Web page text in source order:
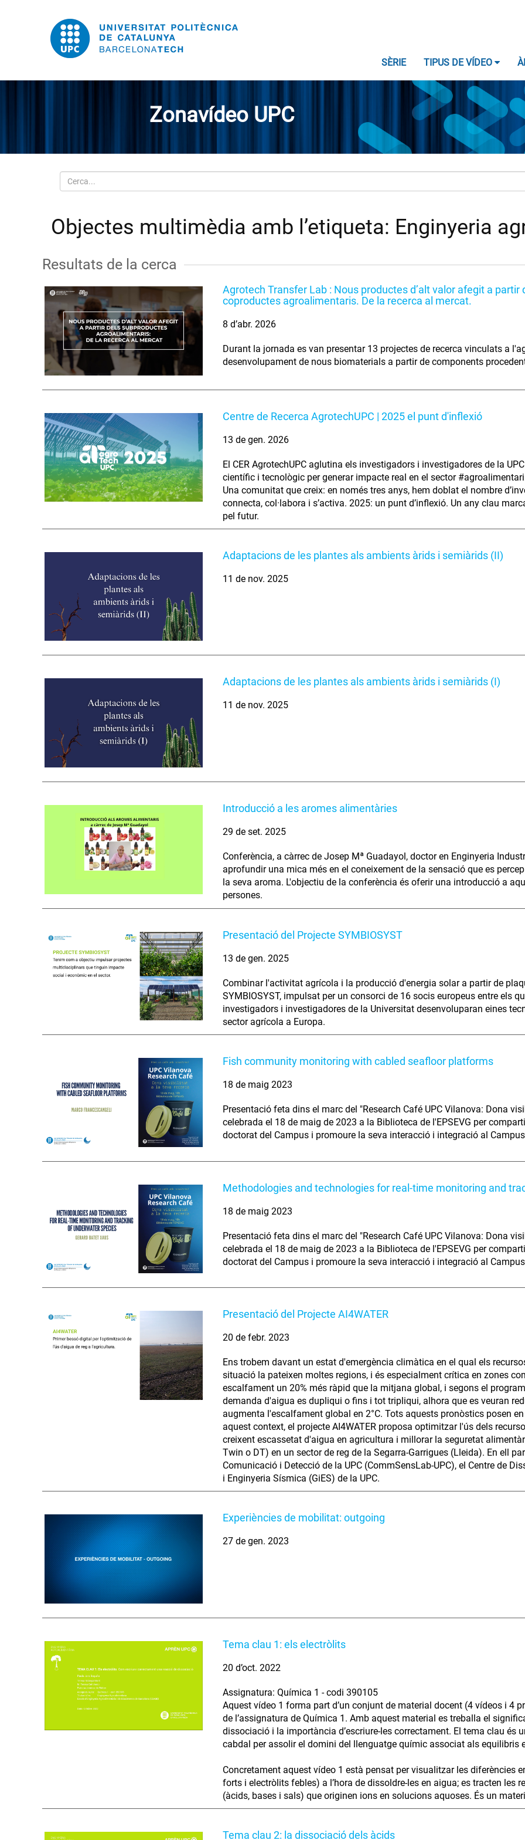
SÈRIE TIPUS DE VÍDEO
Zonavídeo UPC
Cerca
Objectes multimèdia amb l’etiqueta: Enginyeria
Resultats de la cerca
Agrotech Transfer Lab : Nous productes d’alt valor afegit a partir
coproductes agroalimentaris. De la recerca al mercat.
8 d’abr. 2026
Durant la jornada es van presentar 13 projectes de recerca vinculats a
desenvolupament de nous biomaterials a partir de components
Centre de Recerca AgrotechUPC | 2025 el punt d'inflexió
13 de gen. 2026
El CER AgrotechUPC aglutina els investigadors i investigadores de la
científic i tecnològic per generar impacte real en el sector
Una comunitat que creix: en només tres anys, hem doblat el nombre
connecta, col·labora i s’activa. 2025: un punt d’inflexió. Un any clau
pel futur.
Adaptacions de les plantes als ambients àrids i semiàrids (II)
11 de nov. 2025
Adaptacions de les plantes als ambients àrids i semiàrids (I)
11 de nov. 2025
Introducció a les aromes alimentàries
29 de set. 2025
Conferència, a càrrec de Josep Mª Guadayol, doctor en Enginyeria
aprofundir una mica més en el coneixement de la sensació que es
la seva aroma. L'objectiu de la conferència és oferir una introducció a
persones.
Presentació del Projecte SYMBIOSYST
13 de gen. 2025
Combinar l'activitat agrícola i la producció d'energia solar a partir de
SYMBIOSYST, impulsat per un consorci de 16 socis europeus entre els
investigadors i investigadores de la Universitat desenvoluparan eines
sector agrícola a Europa.
Fish community monitoring with cabled seafloor platforms
18 de maig 2023
Presentació feta dins el marc del "Research Café UPC Vilanova: Dona
celebrada el 18 de maig de 2023 a la Biblioteca de l'EPSEVG per
doctorat del Campus i promoure la seva interacció i integració al
Methodologies and technologies for real-time monitoring and
18 de maig 2023
Presentació feta dins el marc del "Research Café UPC Vilanova: Dona
celebrada el 18 de maig de 2023 a la Biblioteca de l'EPSEVG per
doctorat del Campus i promoure la seva interacció i integració al
Presentació del Projecte AI4WATER
20 de febr. 2023
Ens trobem davant un estat d'emergència climàtica en el qual els
situació la pateixen moltes regions, i és especialment crítica en zones
escalfament un 20% més ràpid que la mitjana global, i segons el
demanda d'aigua es dupliqui o fins i tot tripliqui, alhora que es veuran
augmenta l'escalfament global en 2°C. Tots aquests pronòstics posen
aquest context, el projecte AI4WATER proposa optimitzar l'ús dels
creixent escassetat d'aigua en agricultura i millorar la seguretat
Twin o DT) en un sector de reg de la Segarra-Garrigues (Lleida). En ell
Comunicació i Detecció de la UPC (CommSensLab-UPC), el Centre de
i Enginyeria Sísmica (GiES) de la UPC.
Experiències de mobilitat: outgoing
27 de gen. 2023
Tema clau 1: els electròlits
20 d’oct. 2022
Assignatura: Química 1 - codi 390105
Aquest vídeo 1 forma part d’un conjunt de material docent (4 vídeos i 4
de l’assignatura de Química 1. Amb aquest material es treballa el
dissociació i la importància d’escriure-les correctament. El tema clau és
cabdal per assolir el domini del llenguatge químic associat als equilibris
Concretament aquest vídeo 1 està pensat per visualitzar les diferències
forts i electròlits febles) a l’hora de dissoldre-les en aigua; es tracten les
(àcids, bases i sals) que originen ions en solucions aquoses. És un
Tema clau 2: la dissociació dels àcids